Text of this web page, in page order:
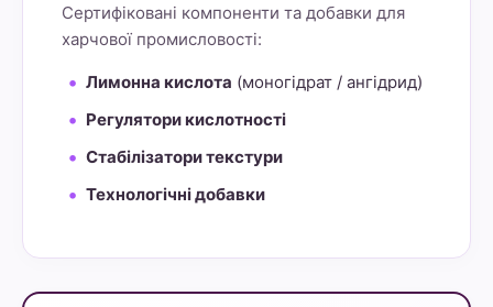
Сертифіковані компоненти та добавки для
харчової промисловості:
Лимонна кислота (моногідрат / ангідрид)
Регулятори кислотності
Стабілізатори текстури
Технологічні добавки